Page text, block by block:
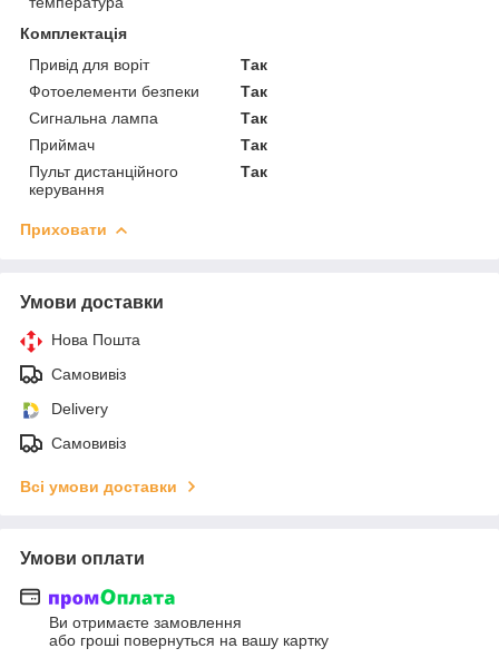
Комплектація
Привід для воріт
Так
Фотоелементи безпеки
Так
Сигнальна лампа
Так
Приймач
Так
Пульт дистанційного
керування
Так
Приховати
Умови доставки
Нова Пошта
Самовивіз
Delivery
Самовивіз
Всі умови доставки
Умови оплати
Ви отримаєте замовлення
або гроші повернуться на вашу картку